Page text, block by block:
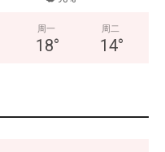
周一
18°
周二
14°